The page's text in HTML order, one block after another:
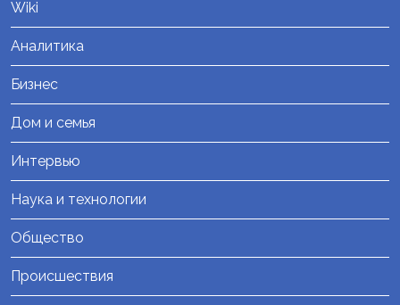
Wiki
Аналитика
Бизнес
Дом и семья
Интервью
Наука и технологии
Общество
Происшествия